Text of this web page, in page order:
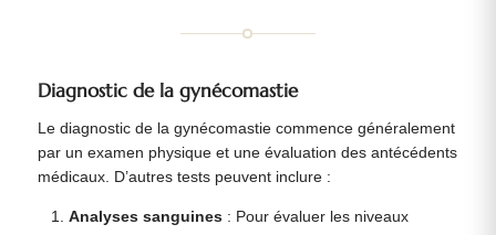
Diagnostic de la gynécomastie
Le diagnostic de la gynécomastie commence généralement
par un examen physique et une évaluation des antécédents
médicaux. D’autres tests peuvent inclure :
Analyses sanguines : Pour évaluer les niveaux